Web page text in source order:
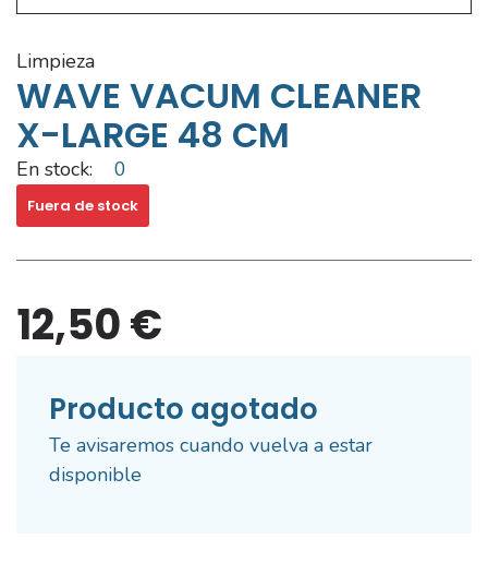
limpieza
WAVE VACUM CLEANER
X-LARGE 48 CM
En stock: 0
Fuera de stock
12,50 €
Producto agotado
Te avisaremos cuando vuelva a estar
disponible